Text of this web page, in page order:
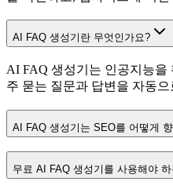
AI FAQ 생성기란 무엇인가요?
AI FAQ 생성기는 인공지능
주 묻는 질문과 답변을 자동
AI FAQ 생성기는 SEO를 어떻게
무료 AI FAQ 생성기를 사용해야